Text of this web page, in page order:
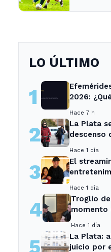
LO ÚLTIMO
1
2026:
Hace 7 h
2
La Plata
descenso
Hace 1 día
3
El
Ensenada.
Hace 1 día
4
Troglio
momento
Hace 1 día
5
La Plata:
juicio por